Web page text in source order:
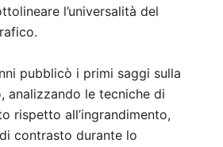
l’universalità del
pubblicò i primi saggi sulla
analizzando le tecniche di
rispetto all’ingrandimento,
contrasto durante lo